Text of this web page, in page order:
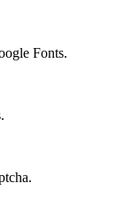
Fonts.